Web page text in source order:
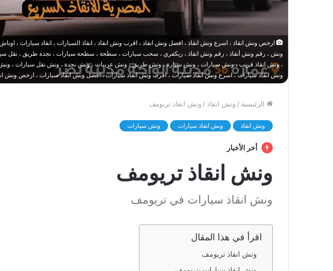
ارخص ونش انقاذ ، اسرع ونش انقاذ ، افضل ونش انقاذ ، اقرب ونش انقاذ ، انقاذ السيارات ، انقاذ سيارات ،
ونش ، رقم ونش أنقاذ ، رقم ونش انقاذ ، ريكفري ، سحب سيارات ، سطحة ، سطحة سيارات ، نجدة طريق ، نقل
، ونش انقاذ قريب ، ونش سيارات ، ونش سيارة ، ونش طريق ، ونش عربيات ، ونش نجدة ، ونش نقل سيارات ، ونش
ونش انقاذ سيارات ، اسرع ونش انقاذ سيارات ، اقرب ونش انقاذ سيارات ، افضل ونش انقاذ سيارات ، ارخص ونش
الرئيسية / ونش انقاذ / ونش انقاذ تريومف
ونش انقاذ ونش انقاذ سيارات ونش سيارات
أخر الأخبار
ونش انقاذ تريومف
ونش انقاذ سيارات في تريومف
اقرأ في هذا المقال
ونش انقاذ تريومف